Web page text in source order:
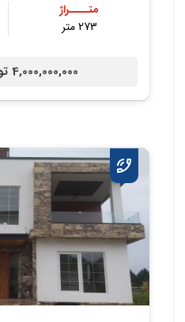
متــــراژ
273 متر
4,000,000,000 تومان /